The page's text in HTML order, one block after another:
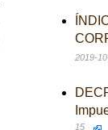
2019-